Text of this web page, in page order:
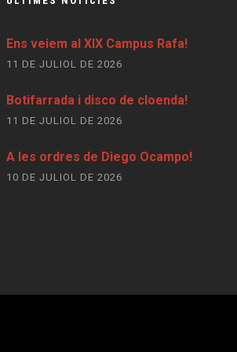
Ens veiem al XIX Campus Rafa!
11 DE JULIOL DE 2026
Botifarrada i disco de cloenda!
11 DE JULIOL DE 2026
A les ordres de Diego Ocampo!
10 DE JULIOL DE 2026